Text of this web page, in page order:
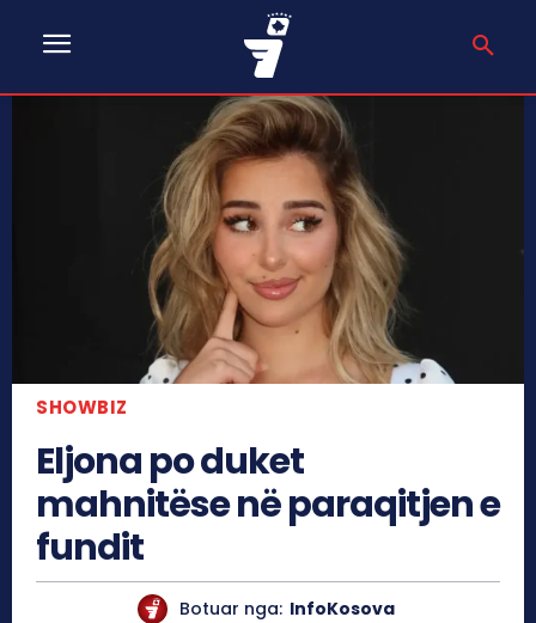
SHOWBIZ
Eljona po duket
mahnitëse në paraqitjen e
fundit
Botuar nga: InfoKosova